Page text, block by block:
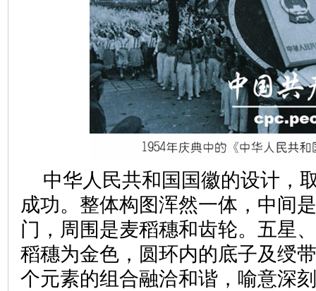
中华人民共和国国徽的设计，
成功。整体构图浑然一体，中间
门，周围是麦稻穗和齿轮。五星
稻穗为金色，圆环内的底子及绶
个元素的组合融洽和谐，喻意深